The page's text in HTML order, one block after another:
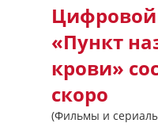
«Пункт
крови»
скоро
(Фильмы и